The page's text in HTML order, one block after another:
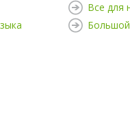
Все для
Большой